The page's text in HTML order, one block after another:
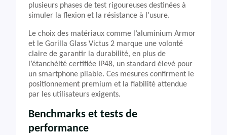
plusieurs phases de test rigoureuses destinées à
simuler la flexion et la résistance à l’usure.
Le choix des matériaux comme l’aluminium Armor
et le Gorilla Glass Victus 2 marque une volonté
claire de garantir la durabilité, en plus de
l’étanchéité certifiée IP48, un standard élevé pour
un smartphone pliable. Ces mesures confirment le
positionnement premium et la fiabilité attendue
par les utilisateurs exigents.
Benchmarks et tests de
performance